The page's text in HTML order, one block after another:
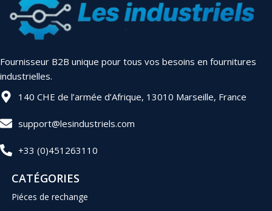
Fournisseur B2B unique pour tous vos besoins en fournitures
industrielles.
140 CHE de l’armée d’Afrique, 13010 Marseille, France
support@lesindustriels.com
+33 (0)451263110
CATÉGORIES
Piéces de rechange